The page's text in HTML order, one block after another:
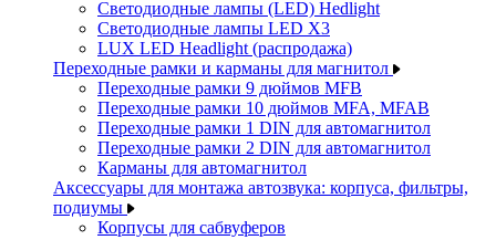
Светодиодные лампы (LED) Hedlight
Светодиодные лампы LED X3
LUX LED Headlight (распродажа)
Переходные рамки и карманы для магнитол
Переходные рамки 9 дюймов MFB
Переходные рамки 10 дюймов MFA, MFAB
Переходные рамки 1 DIN для автомагнитол
Переходные рамки 2 DIN для автомагнитол
Карманы для автомагнитол
Аксессуары для монтажа автозвука: корпуса, фильтры,
подиумы
Корпусы для сабвуферов